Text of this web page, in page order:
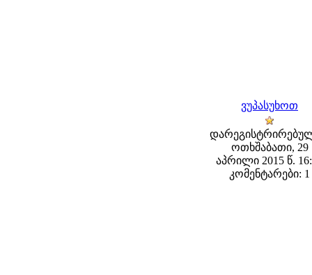
ვუპასუხოთ
ოთხშაბათი, 29
აპრილი 2015 წ.
კომენტარები: 1